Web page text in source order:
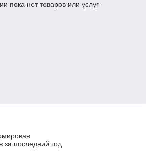
пока нет товаров или услуг
за последний год